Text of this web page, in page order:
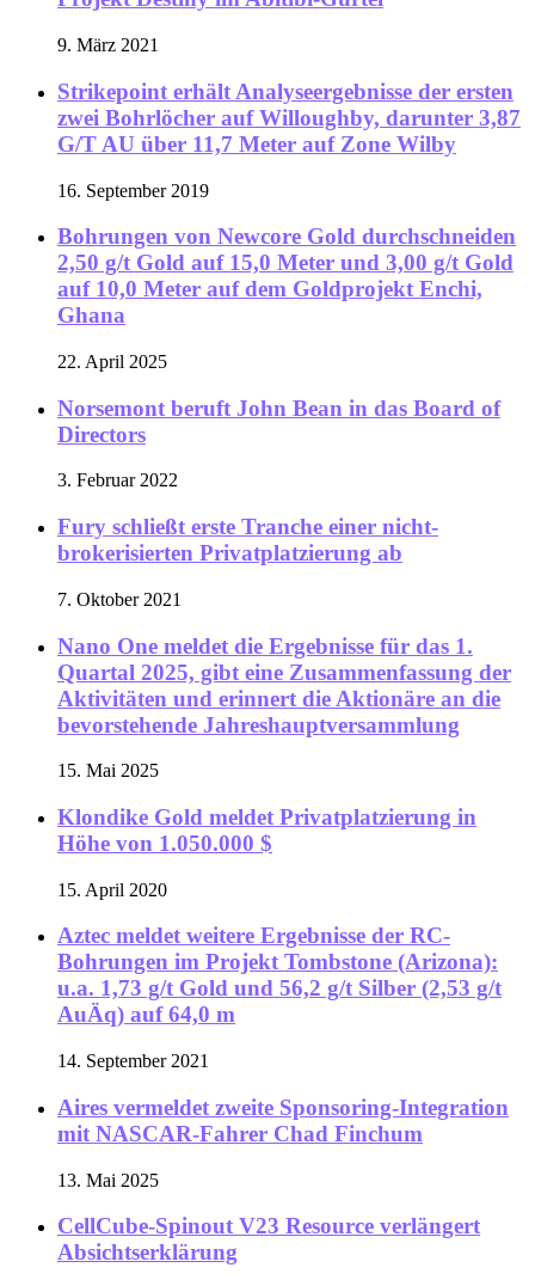
9. März 2021
Strikepoint erhält Analyseergebnisse der ersten
zwei Bohrlöcher auf Willoughby, darunter 3,87
G/T AU über 11,7 Meter auf Zone Wilby
16. September 2019
Bohrungen von Newcore Gold durchschneiden
2,50 g/t Gold auf 15,0 Meter und 3,00 g/t Gold
auf 10,0 Meter auf dem Goldprojekt Enchi,
Ghana
22. April 2025
Norsemont beruft John Bean in das Board of
Directors
3. Februar 2022
Fury schließt erste Tranche einer nicht-
brokerisierten Privatplatzierung ab
7. Oktober 2021
Nano One meldet die Ergebnisse für das 1.
Quartal 2025, gibt eine Zusammenfassung der
Aktivitäten und erinnert die Aktionäre an die
bevorstehende Jahreshauptversammlung
15. Mai 2025
Klondike Gold meldet Privatplatzierung in
Höhe von 1.050.000 $
15. April 2020
Aztec meldet weitere Ergebnisse der RC-
Bohrungen im Projekt Tombstone (Arizona):
u.a. 1,73 g/t Gold und 56,2 g/t Silber (2,53 g/t
AuÄq) auf 64,0 m
14. September 2021
Aires vermeldet zweite Sponsoring-Integration
mit NASCAR-Fahrer Chad Finchum
13. Mai 2025
CellCube-Spinout V23 Resource verlängert
Absichtserklärung